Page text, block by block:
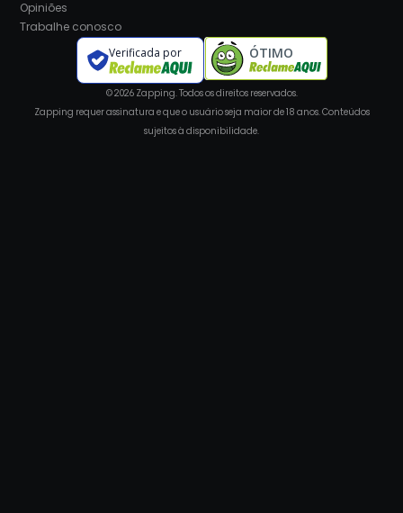
Opiniões
Trabalhe conosco
Verificada por ÓTIMO
© 2026 Zapping. Todos os direitos reservados.
Zapping requer assinatura e que o usuário seja maior de 18 anos. Conteúdos
sujeitos à disponibilidade.